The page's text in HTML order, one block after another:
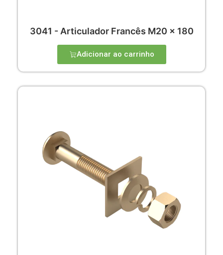
3041 - Articulador Francês M20 x 180
Adicionar ao carrinho